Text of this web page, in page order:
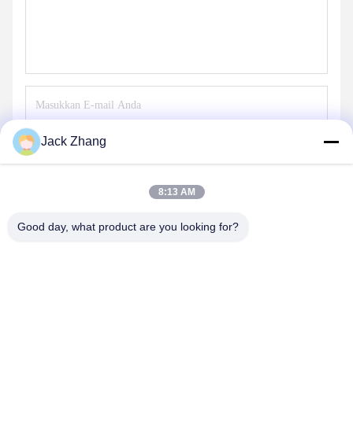
Jack Zhang
8:13 AM
Good day, what product are you looking for?